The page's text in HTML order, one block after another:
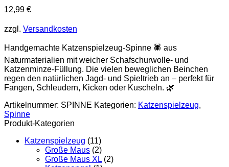
12,99 €
zzgl. Versandkosten
Handgemachte Katzenspielzeug-Spinne 🕷️ aus
Naturmaterialien mit weicher Schafschurwolle- und
Katzenminze-Füllung. Die vielen beweglichen Beinchen
regen den natürlichen Jagd- und Spieltrieb an – perfekt für
Fangen, Schleudern, Kicken oder Kuscheln. 🌿
Artikelnummer: SPINNE Kategorien: Katzenspielzeug,
Spinne
Produkt-Kategorien
Katzenspielzeug (11)
Große Maus (2)
Große Maus XL (2)